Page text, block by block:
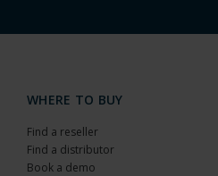
WHERE TO BUY
Find a reseller
Find a distributor
Book a demo